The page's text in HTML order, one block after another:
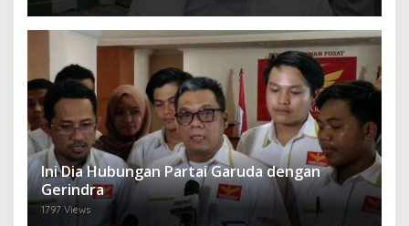
Ini Dia Hubungan Partai Garuda dengan
Gerindra
1797 Views